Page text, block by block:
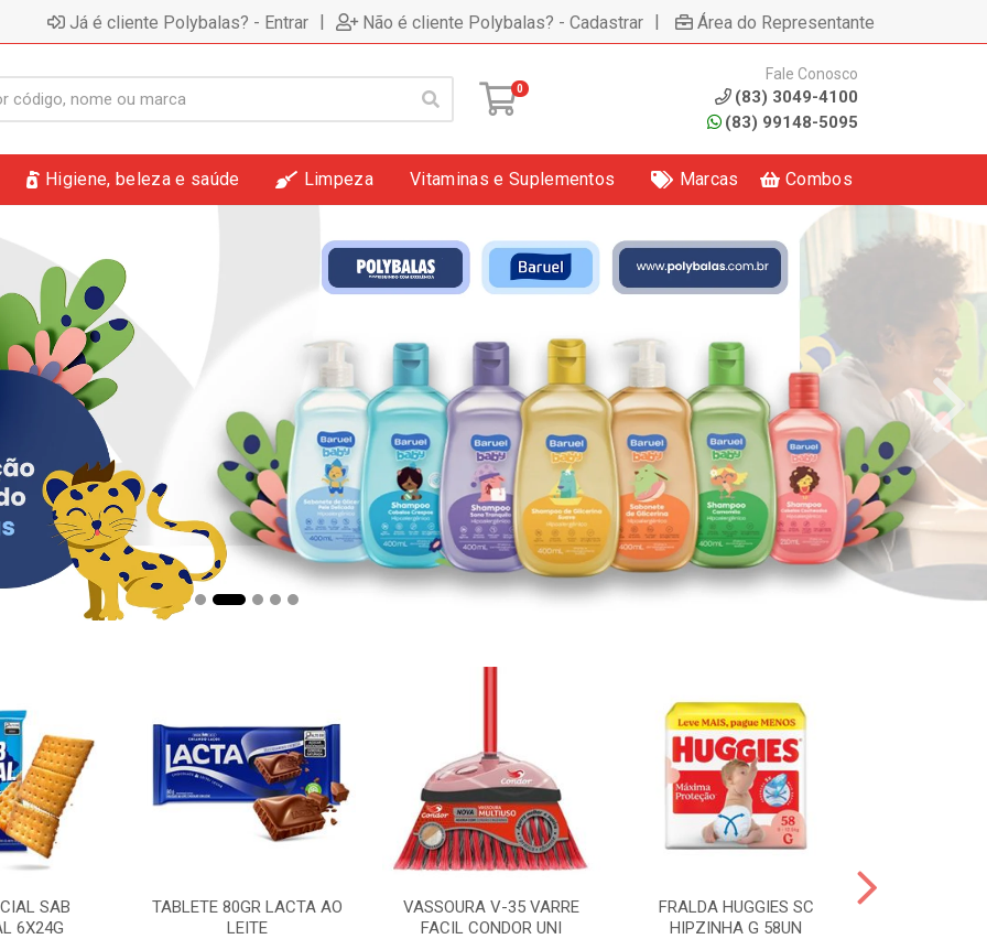
Já é cliente Polybalas? - Entrar | Não é cliente Polybalas? - Cadastrar | Área do Representante
0
Fale Conosco
(83) 3049-4100
(83) 99148-5095
Higiene, beleza e saúde Limpeza Vitaminas e Suplementos Marcas Combos
SAB
6X24G
TABLETE 80GR LACTA AO
LEITE
VASSOURA V-35 VARRE
FACIL CONDOR UNI
FRALDA HUGGIES SC
HIPZINHA G 58UN